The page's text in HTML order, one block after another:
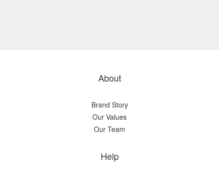
About
Brand Story
Our Values
Our Team
Help